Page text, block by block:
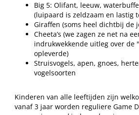
Big 5: Olifant, leeuw,
(luipaard is zeldzaam en lastig
Giraffen (soms heel dichtbij de
Cheeta’s (we zagen ze net na
indrukwekkende uitleg over de
opleverde)
Struisvogels, apen, gnoes,
vogelsoorten
Kinderen van alle leeftijden zijn
vanaf 3 jaar worden reguliere Game